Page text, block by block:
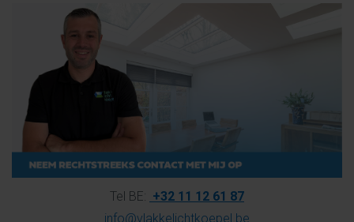
Tel BE: +32 11 12 61 87
info@vlakkelichtkoepel.be